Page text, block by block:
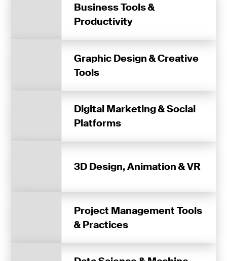
Business Tools &
Productivity
Graphic Design & Creative
Tools
Digital Marketing & Social
Platforms
3D Design, Animation & VR
Project Management Tools
& Practices